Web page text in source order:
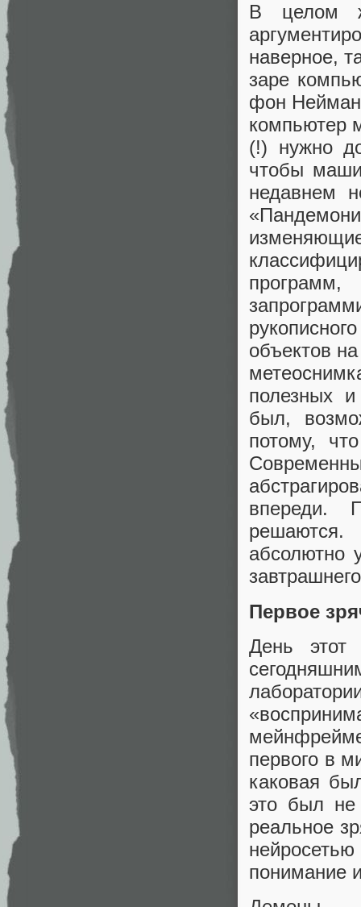
В целом
наверное,
заре
фон
компьютер
(!) нужно
чтобы
недавнем
объектов
полезных
был,
потому,
впереди.
абсолютно
Первое
День
первого в
каковая
это был не
реальное
понимание